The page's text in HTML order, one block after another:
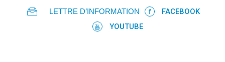
LETTRE D’INFORMATION
FACEBOOK
YOUTUBE